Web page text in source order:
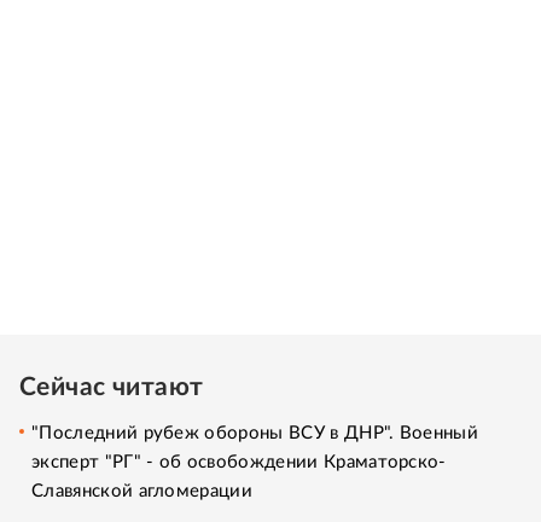
Сейчас читают
"Последний рубеж обороны ВСУ в ДНР". Военный
эксперт "РГ" - об освобождении Краматорско-
Славянской агломерации